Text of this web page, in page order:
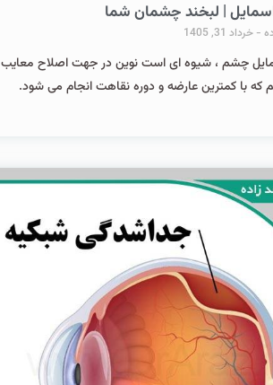
| لبخند چشمان شما
خرداد 31, 1405
چشم ، شیوه ای است نوین در جهت اصلاح معایب
با کمترین عارضه و دوره نقاهت انجام می شود.